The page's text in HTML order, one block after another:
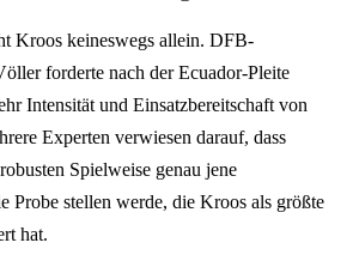
Kroos keineswegs allein. DFB-
forderte nach der Ecuador-Pleite
Intensität und Einsatzbereitschaft von
Experten verwiesen darauf, dass
Spielweise genau jene
Probe stellen werde, die Kroos als größte
hat.